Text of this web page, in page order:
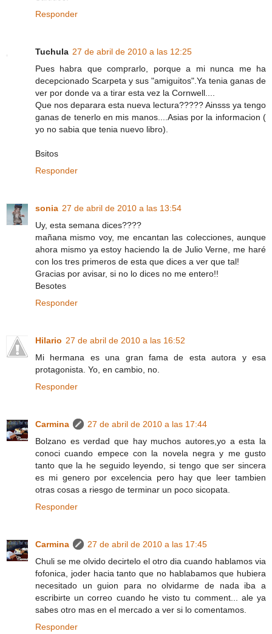
Responder
Tuchula 27 de abril de 2010 a las 12:25
Pues habra que comprarlo, porque a mi nunca me ha
decepcionado Scarpeta y sus "amiguitos".Ya tenia ganas de
ver por donde va a tirar esta vez la Cornwell....
Que nos deparara esta nueva lectura????? Ainsss ya tengo
ganas de tenerlo en mis manos....Asias por la informacion (
yo no sabia que tenia nuevo libro).
Bsitos
Responder
sonia 27 de abril de 2010 a las 13:54
Uy, esta semana dices????
mañana mismo voy, me encantan las colecciones, aunque
ahora mismo ya estoy haciendo la de Julio Verne, me haré
con los tres primeros de esta que dices a ver que tal!
Gracias por avisar, si no lo dices no me entero!!
Besotes
Responder
Hilario 27 de abril de 2010 a las 16:52
Mi hermana es una gran fama de esta autora y esa
protagonista. Yo, en cambio, no.
Responder
Carmina
27 de abril de 2010 a las 17:44
Bolzano es verdad que hay muchos autores,yo a esta la
conoci cuando empece con la novela negra y me gusto
tanto que la he seguido leyendo, si tengo que ser sincera
es mi genero por excelencia pero hay que leer tambien
otras cosas a riesgo de terminar un poco sicopata.
Responder
Carmina
27 de abril de 2010 a las 17:45
Chuli se me olvido decirtelo el otro dia cuando hablamos via
fofonica, joder hacia tanto que no hablabamos que hubiera
necesitado un guion para no olvidarme de nada iba a
escribirte un correo cuando he visto tu comment... ale ya
sabes otro mas en el mercado a ver si lo comentamos.
Responder